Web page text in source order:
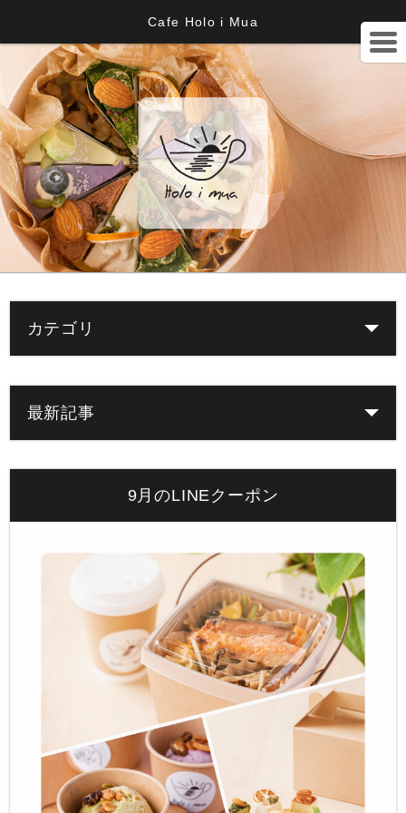
Cafe Holo i Mua
カテゴリ
最新記事
9月のLINEクーポン